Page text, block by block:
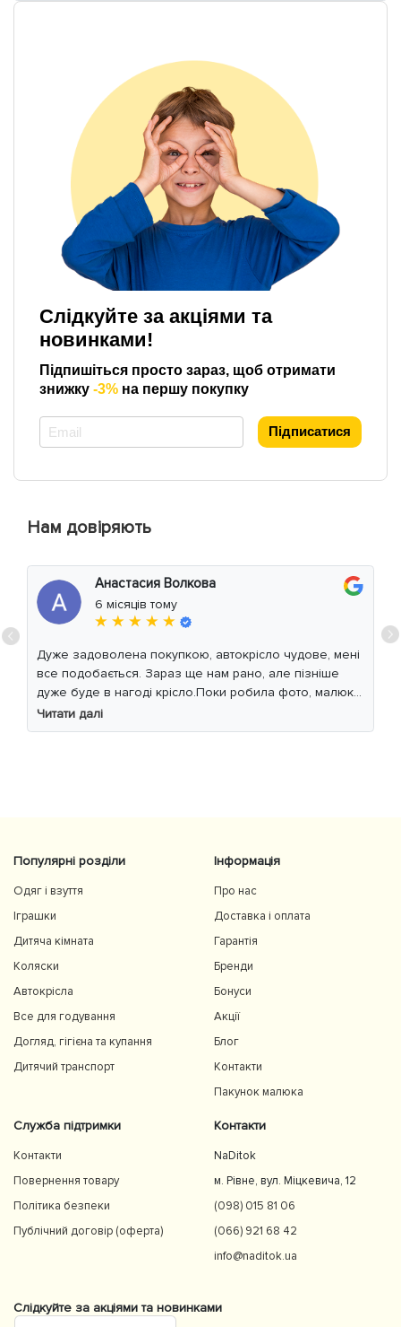
Слідкуйте за акціями та
новинками!
Підпишіться просто зараз, щоб отримати
знижку -3% на першу покупку
Підписатися
Нам довіряють
Анастасия Волкова
6 місяців тому
★ ★ ★ ★ ★
Дуже задоволена покупкою, автокрісло чудове, мені
все подобається. Зараз ще нам рано, але пізніше
дуже буде в нагоді крісло.Поки робила фото, малюк
уважно читав інструкцію 😁
Читати далі
Популярні розділи
Одяг і взуття
Іграшки
Дитяча кімната
Коляски
Автокрісла
Все для годування
Догляд, гігієна та купання
Дитячий транспорт
Інформація
Про нас
Доставка і оплата
Гарантія
Бренди
Бонуси
Акції
Блог
Контакти
Пакунок малюка
Служба підтримки
Контакти
Повернення товару
Політика безпеки
Публічний договір (оферта)
Контакти
NaDitok
м. Рівне, вул. Міцкевича, 12
(098) 015 81 06
(066) 921 68 42
info@naditok.ua
Слідкуйте за акціями та новинками